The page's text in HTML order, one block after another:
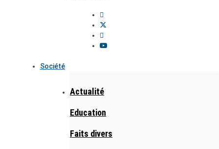
Société
Actualité
Education
Faits divers